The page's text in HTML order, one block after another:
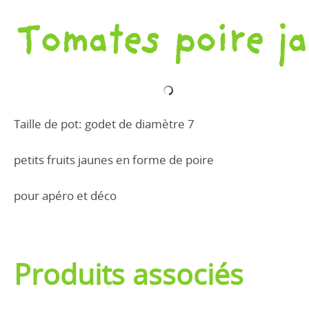
Tomates poire
Taille de pot: godet de diamètre 7
petits fruits jaunes en forme de poire
pour apéro et déco
Produits associés